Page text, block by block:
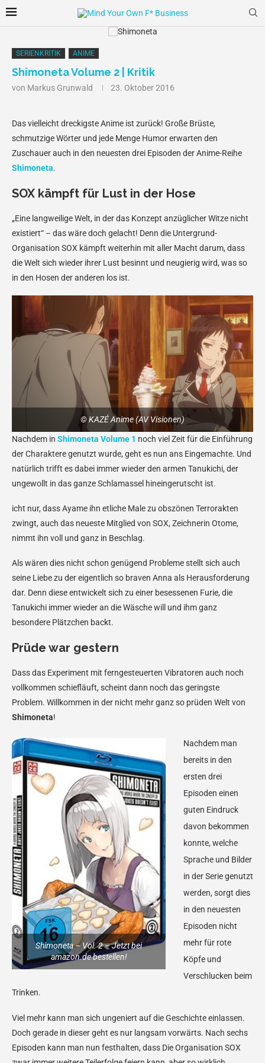
SERIENKRITIK ANIME
Shimoneta Volume 2 | Kritik
von Markus Grunwald 23. Oktober 2016
Das vielleicht dreckigste Anime ist zurück! Große Brüste,
schmutzige Wörter und jede Menge Humor erwarten den
Zuschauer auch in den neuesten drei Episoden der Anime-Reihe
Shimoneta.
SOX kämpft für Lust in der Hose
„Eine langweilige Welt, in der das Konzept anzüglicher Witze nicht
existiert“ – das wäre doch gelacht! Denn die Untergrund-
Organisation SOX kämpft weiterhin mit aller Macht darum, dass
die Welt sich wieder ihrer Lust besinnt und neugierig wird, was so
in den Hosen der anderen los ist.
© KAZÉ Anime (AV Visionen)
Nachdem in Shimoneta Volume 1 noch viel Zeit für die Einführung
der Charaktere genutzt wurde, geht es nun ans Eingemachte. Und
natürlich trifft es dabei immer wieder den armen Tanukichi, der
ungewollt in das ganze Schlamassel hineingerutscht ist.
icht nur, dass Ayame ihn etliche Male zu obszönen Terrorakten
zwingt, auch das neueste Mitglied von SOX, Zeichnerin Otome,
nimmt ihn voll und ganz in Beschlag.
Als wären dies nicht schon genügend Probleme stellt sich auch
seine Liebe zu der eigentlich so braven Anna als Herausforderung
dar. Denn diese entwickelt sich zu einer besessenen Furie, die
Tanukichi immer wieder an die Wäsche will und ihm ganz
besondere Plätzchen backt.
Prüde war gestern
Dass das Experiment mit ferngesteuerten Vibratoren auch noch
vollkommen schiefläuft, scheint dann noch das geringste
Problem. Willkommen in der nicht mehr ganz so prüden Welt von
Shimoneta!
Shimoneta – Vol. 2 – Jetzt bei
amazon.de bestellen!
Nachdem man
bereits in den
ersten drei
Episoden einen
guten Eindruck
davon bekommen
konnte, welche
Sprache und Bilder
in der Serie genutzt
werden, sorgt dies
in den neuesten
Episoden nicht
mehr für rote
Köpfe und
Verschlucken beim
Trinken.
Viel mehr kann man sich ungeniert auf die Geschichte einlassen.
Doch gerade in dieser geht es nur langsam vorwärts. Nach sechs
Episoden kann man nun festhalten, dass Die Organisation SOX